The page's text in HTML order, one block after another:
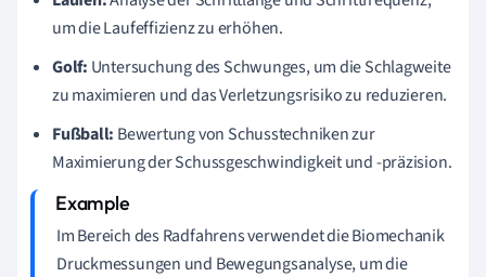
um die Laufeffizienz zu erhöhen.
Golf: Untersuchung des Schwunges, um die Schlagweite
zu maximieren und das Verletzungsrisiko zu reduzieren.
Fußball: Bewertung von Schusstechniken zur
Maximierung der Schussgeschwindigkeit und -präzision.
Im Bereich des Radfahrens verwendet die Biomechanik
Druckmessungen und Bewegungsanalyse, um die